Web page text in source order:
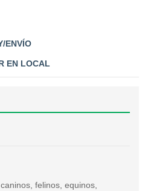
ENVÍO
EN LOCAL
felinos, equinos,